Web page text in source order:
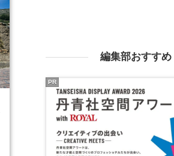
編集部おすすめ
PR